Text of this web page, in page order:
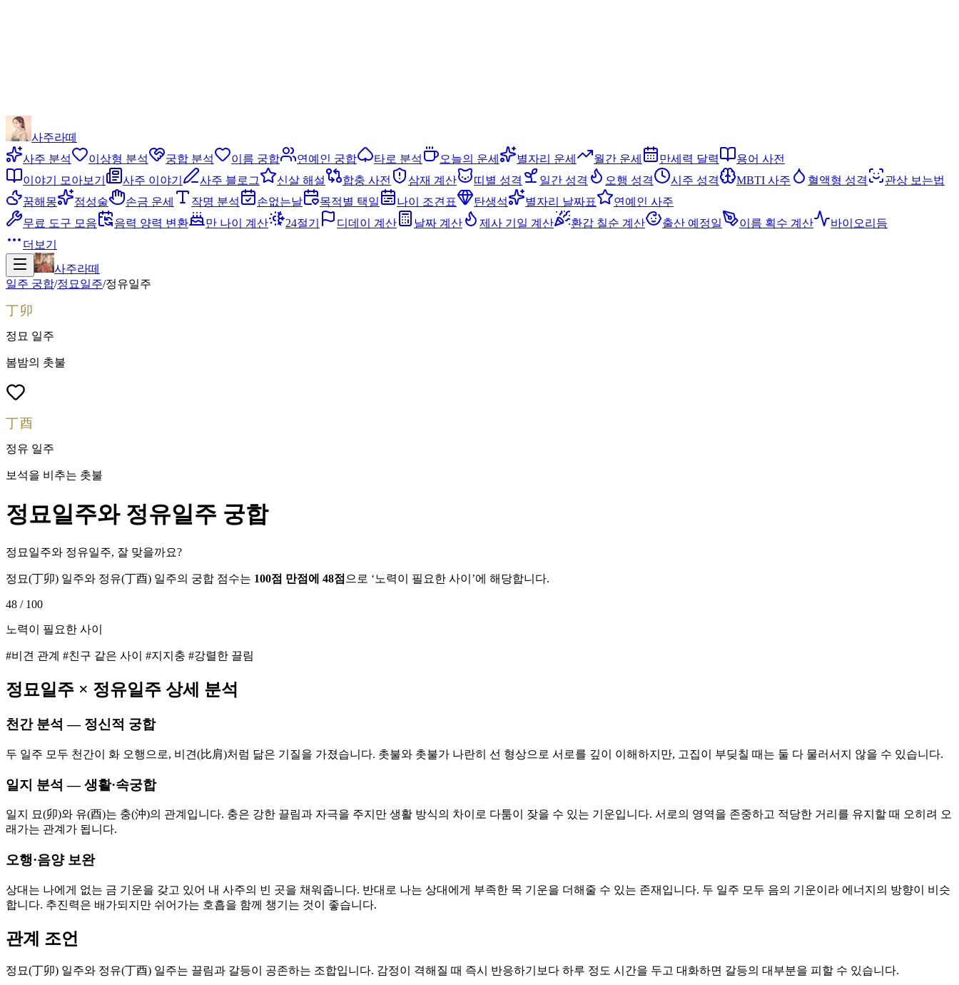
사주라떼
사주 분석
이상형 분석 궁합 분석 이름 궁합 연예인 궁합 타로 분석 오늘의 운세 별자리 운세 월간 운세 만세력 달력
용어 사전
이야기 모아보기
사주 이야기 사주 블로그 신살 해설 합충 사전 삼재 계산 띠별 성격 일간 성격 오행 성격 시주 성격 MBTI 사주 혈액형 성격
관상 보는법
꿈해몽
점성술 손금 운세 작명 분석 손없는날 목적별 택일 나이 조견표 탄생석 별자리 날짜표
연예인 사주
무료 도구 모음
음력 양력 변환 만 나이 계산 24절기 디데이 계산 날짜 계산 제사 기일 계산 환갑 칠순 계산 출산 예정일 이름 획수 계산
바이오리듬
더보기
사주라떼
일주 궁합/정묘 일주/정유일주
丁卯
정묘 일주
봄밤의 촛불
丁酉
정유 일주
보석을 비추는 촛불
정묘일주와 정유일주 궁합
정묘일주와 정유일주, 잘 맞을까요?
정묘(丁卯) 일주와 정유(丁酉) 일주의 궁합 점수는 100점 만점에 48점 으로 ‘노력이 필요한 사이 ’에 해당합니다.
48 / 100
노력이 필요한 사이
#비견 관계 #친구 같은 사이 #지지충 #강렬한 끌림
정묘일주 × 정유일주 상세 분석
천간 분석 — 정신적 궁합
두 일주 모두 천간이 화 오행으로, 비견(比肩)처럼 닮은 기질을 가졌습니다. 촛불와 촛불가 나란히 선 형상으로 서로를 깊이 이해하지만, 고집이 부딪칠 때는 둘 다 물러서지 않을 수 있습니다.
일지 분석 — 생활·속궁합
일지 묘(卯)와 유(酉)는 충(沖)의 관계입니다. 충은 강한 끌림과 자극을 주지만 생활 방식의 차이로 다툼이 잦을 수 있는 기운입니다. 서로의 영역을 존중하고 적당한 거리를 유지할 때 오히려 오
래가는 관계가 됩니다.
오행·음양 보완
상대는 나에게 없는 금 기운을 갖고 있어 내 사주의 빈 곳을 채워줍니다. 반대로 나는 상대에게 부족한 목 기운을 더해줄 수 있는 존재입니다. 두 일주 모두 음의 기운이라 에너지의 방향이 비슷
합니다. 추진력은 배가되지만 쉬어가는 호흡을 함께 챙기는 것이 좋습니다.
관계 조언
정묘(丁卯) 일주와 정유(丁酉) 일주는 끌림과 갈등이 공존하는 조합입니다. 감정이 격해질 때 즉시 반응하기보다 하루 정도 시간을 두고 대화하면 갈등의 대부분을 피할 수 있습니다.